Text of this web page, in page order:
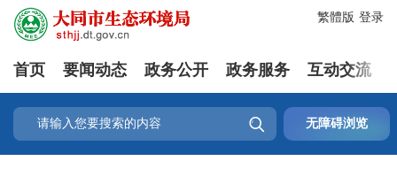
登录
繁體版
首页 要闻动态 政务公开 政务服务 互动交流
 无障碍浏览